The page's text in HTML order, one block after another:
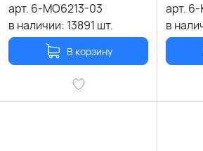
арт. 6-MO6213-03
в наличии: 13891 шт.
В корзину
арт. 6-
в